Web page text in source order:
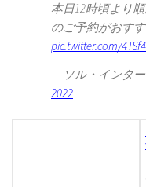
本日12時頃より
のご予約がおすす
pic.twitter.com/
— ソル・インター
2022